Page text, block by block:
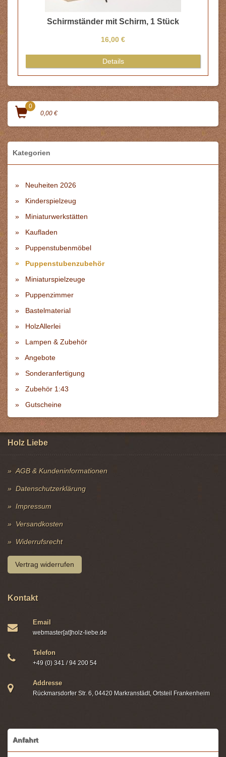
Schirmständer mit Schirm, 1 Stück
16,00 €
Details
0
0,00 €
Kategorien
Neuheiten 2026
Kinderspielzeug
Miniaturwerkstätten
Kaufladen
Puppenstubenmöbel
Puppenstubenzubehör
Miniaturspielzeuge
Puppenzimmer
Bastelmaterial
HolzAllerlei
Lampen & Zubehör
Angebote
Sonderanfertigung
Zubehör 1:43
Gutscheine
Holz Liebe
AGB & Kundeninformationen
Datenschutzerklärung
Impressum
Versandkosten
Widerrufsrecht
Vertrag widerrufen
Kontakt
Email
webmaster[at]holz-liebe.de
Telefon
+49 (0) 341 / 94 200 54
Addresse
Rückmarsdorfer Str. 6, 04420 Markranstädt, Ortsteil Frankenheim
Anfahrt